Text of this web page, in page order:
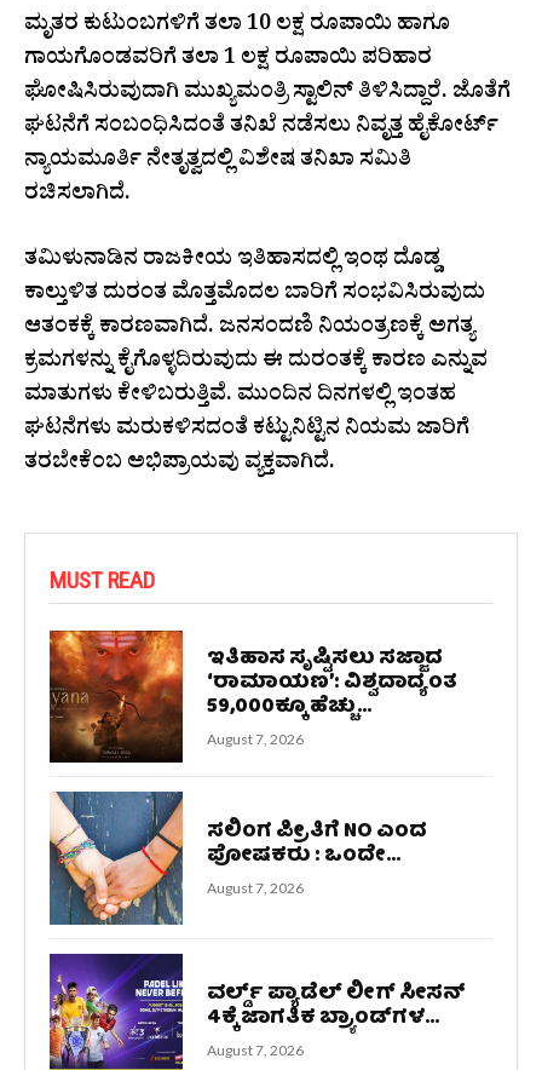
ಮೃತರ ಕುಟುಂಬಗಳಿಗೆ ತಲಾ 10 ಲಕ್ಷ ರೂಪಾಯಿ ಹಾಗೂ
ಗಾಯಗೊಂಡವರಿಗೆ ತಲಾ 1 ಲಕ್ಷ ರೂಪಾಯಿ ಪರಿಹಾರ
ಘೋಷಿಸಿರುವುದಾಗಿ ಮುಖ್ಯಮಂತ್ರಿ ಸ್ಟಾಲಿನ್ ತಿಳಿಸಿದ್ದಾರೆ. ಜೊತೆಗೆ
ಘಟನೆಗೆ ಸಂಬಂಧಿಸಿದಂತೆ ತನಿಖೆ ನಡೆಸಲು ನಿವೃತ್ತ ಹೈಕೋರ್ಟ್
ನ್ಯಾಯಮೂರ್ತಿ ನೇತೃತ್ವದಲ್ಲಿ ವಿಶೇಷ ತನಿಖಾ ಸಮಿತಿ
ರಚಿಸಲಾಗಿದೆ.
ತಮಿಳುನಾಡಿನ ರಾಜಕೀಯ ಇತಿಹಾಸದಲ್ಲಿ ಇಂಥ ದೊಡ್ಡ
ಕಾಲ್ತುಳಿತ ದುರಂತ ಮೊತ್ತಮೊದಲ ಬಾರಿಗೆ ಸಂಭವಿಸಿರುವುದು
ಆತಂಕಕ್ಕೆ ಕಾರಣವಾಗಿದೆ. ಜನಸಂದಣಿ ನಿಯಂತ್ರಣಕ್ಕೆ ಅಗತ್ಯ
ಕ್ರಮಗಳನ್ನು ಕೈಗೊಳ್ಳದಿರುವುದು ಈ ದುರಂತಕ್ಕೆ ಕಾರಣ ಎನ್ನುವ
ಮಾತುಗಳು ಕೇಳಿಬರುತ್ತಿವೆ. ಮುಂದಿನ ದಿನಗಳಲ್ಲಿ ಇಂತಹ
ಘಟನೆಗಳು ಮರುಕಳಿಸದಂತೆ ಕಟ್ಟುನಿಟ್ಟಿನ ನಿಯಮ ಜಾರಿಗೆ
ತರಬೇಕೆಂಬ ಅಭಿಪ್ರಾಯವು ವ್ಯಕ್ತವಾಗಿದೆ.
MUST READ
ಇತಿಹಾಸ ಸೃಷ್ಟಿಸಲು ಸಜ್ಜಾದ
‘ರಾಮಾಯಣ’: ವಿಶ್ವದಾದ್ಯಂತ
59,000ಕ್ಕೂ ಹೆಚ್ಚು...
August 7, 2026
ಸಲಿಂಗ ಪ್ರೀತಿಗೆ NO ಎಂದ
ಪೋಷಕರು : ಒಂದೇ...
August 7, 2026
ವರ್ಲ್ಡ್ ಪ್ಯಾಡೆಲ್ ಲೀಗ್ ಸೀಸನ್
4ಕ್ಕೆ ಜಾಗತಿಕ ಬ್ರ್ಯಾಂಡ್‌ಗಳ...
August 7, 2026